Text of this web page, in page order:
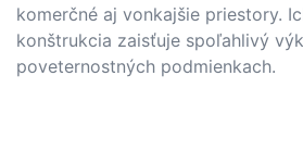
komerčné aj vonkajšie priestory.
konštrukcia zaisťuje spoľahlivý
poveternostných podmienkach.